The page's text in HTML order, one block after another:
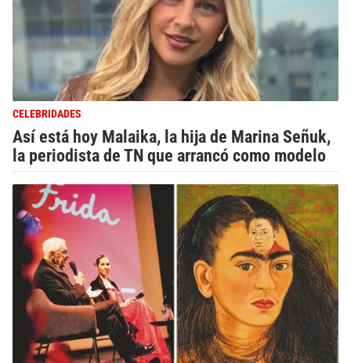
CELEBRIDADES
Así está hoy Malaika, la hija de Marina Señuk,
la periodista de TN que arrancó como modelo